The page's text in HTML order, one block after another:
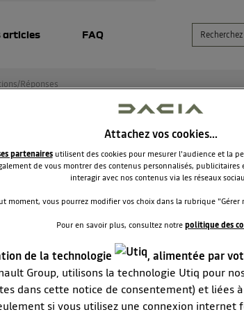
articles FAQ
Réponses
stepway
90ch boite auto. Avez vous des avis à me
RÉPONDRE 0
Attachez vos cookies…
partenairesutilisent des cookies pour mesurer l'audience et la
de vous montrer des contenus personnalisés, publicitaires
interagir avec nos contenus via les réseaux
moment, vous pourrez modifier vos choix dans la rubrique "Gérer
Pour en savoir plus, consultez notrepolitique des
de la technologie
, alimentée par
Group, utilisons la technologie Utiq pour
dans cette notice de consentement) et liées
si vous utilisez une connexion internet